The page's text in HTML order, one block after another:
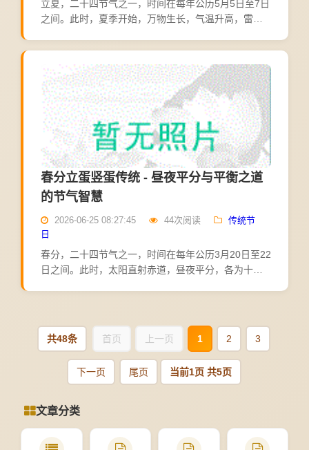
立夏，二十四节气之一，时间在每年公历5月5日至7日
之间。此时，夏季开始，万物生长，气温升高，雷雨
着对夏季的迎接与对丰收的期盼。以下从立夏的起
源、称人的习俗...
春分立蛋竖蛋传统 - 昼夜平分与平衡之道
的节气智慧
2026-06-25 08:27:45 44次阅读
传统节
日
春分，二十四节气之一，时间在每年公历3月20日至22
日之间。此时，太阳直射赤道，昼夜平分，各为十二
共48条 首页 上一页 1 2 3
下一页 尾页 当前1页 共5页
文章分类